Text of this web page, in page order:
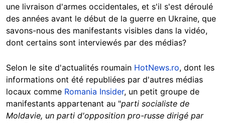
une livraison d'armes occidentales, et s'il s'est déroulé
des années avant le début de la guerre en Ukraine, que
savons-nous des manifestants visibles dans la vidéo,
dont certains sont interviewés par des médias?
Selon le site d'actualités roumain HotNews.ro, dont les
informations ont été republiées par d'autres médias
locaux comme Romania Insider, un petit groupe de
manifestants appartenant au "parti socialiste de
Moldavie, un parti d'opposition pro-russe dirigé par